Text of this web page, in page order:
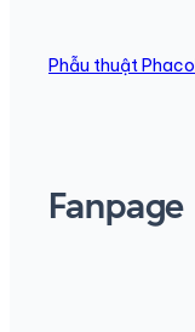
Phẫu thuật Phaco
Fanpage